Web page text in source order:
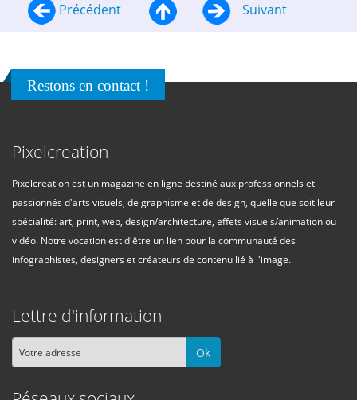
Précédent Suivant
Restons en contact !
Pixelcreation
Pixelcreation est un magazine en ligne destiné aux professionnels et
passionnés d'arts visuels, de graphisme et de design, quelle que soit leur
spécialité: art, print, web, design/architecture, effets visuels/animation ou
vidéo. Notre vocation est d'être un lien pour la communauté des
infographistes, designers et créateurs de contenu lié à l'image.
Lettre d'information
Ok